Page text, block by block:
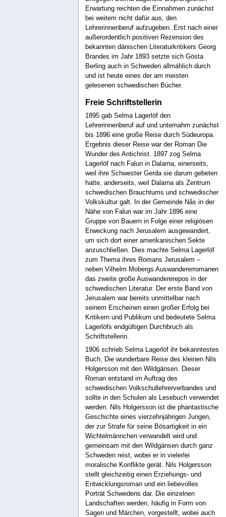
Erwartung reichten die Einnahmen zunächst
bei weitem nicht dafür aus, den
Lehrerinnenberuf aufzugeben. Erst nach einer
außerordentlich positiven Rezension des
bekannten dänischen Literaturkritikers Georg
Brandes im Jahr 1893 setzte sich Gösta
Berling auch in Schweden allmählich durch
und ist heute eines der am meisten
gelesenen schwedischen Bücher.
Freie Schriftstellerin
1895 gab Selma Lagerlöf den
Lehrerinnenberuf auf und unternahm zunächst
bis 1896 eine große Reise durch Südeuropa.
Ergebnis dieser Reise war der Roman Die
Wunder des Antichrist. 1897 zog Selma
Lagerlöf nach Falun in Dalarna, einerseits,
weil ihre Schwester Gerda sie darum gebeten
hatte, anderseits, weil Dalarna als Zentrum
schwedischen Brauchtums und schwedischer
Volkskultur galt. In der Gemeinde Nås in der
Nähe von Falun war im Jahr 1896 eine
Gruppe von Bauern in Folge einer religiösen
Erweckung nach Jerusalem ausgewandert,
um sich dort einer amerikanischen Sekte
anzuschließen. Dies machte Selma Lagerlöf
zum Thema ihres Romans Jerusalem –
neben Vilhelm Mobergs Auswandererromanen
das zweite große Auswandererepos in der
schwedischen Literatur. Der erste Band von
Jerusalem war bereits unmittelbar nach
seinem Erscheinen einen großer Erfolg bei
Kritikern und Publikum und bedeutete Selma
Lagerlöfs endgültigen Durchbruch als
Schriftstellerin.
1906 schrieb Selma Lagerlöf ihr bekanntestes
Buch, Die wunderbare Reise des kleinen Nils
Holgersson mit den Wildgänsen. Dieser
Roman entstand im Auftrag des
schwedischen Volkschullehrerverbandes und
sollte in den Schulen als Lesebuch verwendet
werden. Nils Holgersson ist die phantastische
Geschichte eines vierzehnjährigen Jungen,
der zur Strafe für seine Bösartigkeit in ein
Wichtelmännchen verwandelt wird und
gemeinsam mit den Wildgänsen durch ganz
Schweden reist, wobei er in vielerlei
moralische Konflikte gerät. Nils Holgersson
stellt gleichzeitig einen Erziehungs- und
Entwicklungsroman und ein liebevolles
Porträt Schwedens dar. Die einzelnen
Landschaften werden, häufig in Form von
Sagen und Märchen, vorgestellt, wobei auch